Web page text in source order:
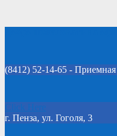
(8412) 52-14-65 - Приемная
Click Here
г. Пенза, ул. Гоголя, 3